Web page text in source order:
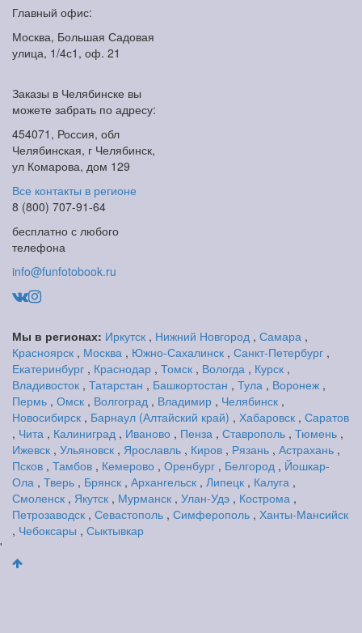
Главный офис:
Москва, Большая Садовая
улица, 1/4с1, оф. 21
Заказы в Челябинске вы
можете забрать по адресу:
454071, Россия, обл
Челябинская, г Челябинск,
ул Комарова, дом 129
Все контакты в регионе
8 (800) 707-91-64
бесплатно с любого
телефона
info@funfotobook.ru
Мы в регионах: Иркутск , Нижний Новгород , Самара ,
Красноярск , Москва , Южно-Сахалинск , Санкт-Петербург ,
Екатеринбург , Краснодар , Томск , Вологда , Курск ,
Владивосток , Татарстан , Башкортостан , Тула , Воронеж ,
Пермь , Омск , Волгоград , Владимир , Челябинск ,
Новосибирск , Барнаул (Алтайский край) , Хабаровск , Саратов
, Чита , Калиниград , Иваново , Пенза , Ставрополь , Тюмень ,
Ижевск , Ульяновск , Ярославль , Киров , Рязань , Астрахань ,
Псков , Тамбов , Кемерово , Оренбург , Белгород , Йошкар-
Ола , Тверь , Брянск , Архангельск , Липецк , Калуга ,
Смоленск , Якутск , Мурманск , Улан-Удэ , Кострома ,
Петрозаводск , Севастополь , Симферополь , Ханты-Мансийск
, Чебоксары , Сыктывкар
'